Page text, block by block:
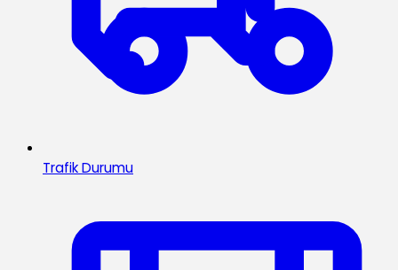
Trafik Durumu